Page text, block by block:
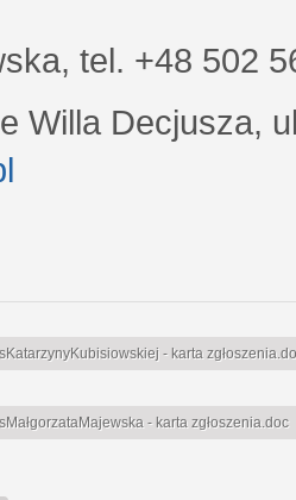
tel. +48 502
Willa Decjusza,
- karta
- karta zgłoszenia.doc